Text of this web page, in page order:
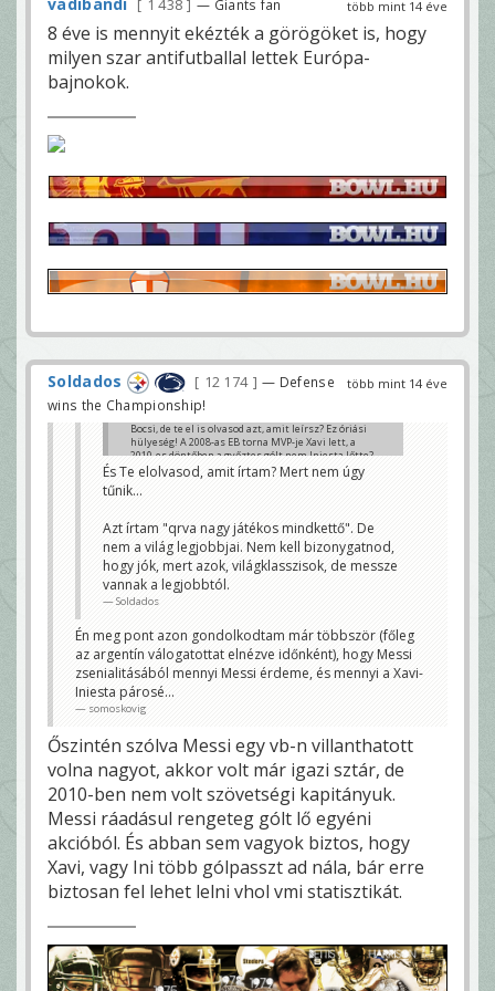
több mint 14 éve
1 438 — Giants fan
8 éve is mennyit ekézték a görögöket is, hogy
milyen szar antifutballal lettek Európa-
bajnokok.
több mint 14 éve
Soldados 12 174
— Defense
wins the Championship!
Bocsi, de te el is olvasod azt, amit leírsz? Ez óriási
hülyeség! A 2008-as EB torna MVP-je Xavi lett, a
2010-es döntőben a győztes gólt nem Iniesta lőtte?
Nem ez a két játékos képezi évek óta a Barca és a
válogatott gerincét? Rúgott volna 50 gólt az ő
passzaik nélkül Messi (aki tényleg a legjobb)?
"ikerpár" lenne a középpályáján! Ezen az eb-n
nagyon hiányzott Villa, aki rúgott volna 5-6 gólt
ezekből a passzokból, így kétségkívül nem volt olyan
látványos a spanyolok játéka.
csi77
És Te elolvasod, amit írtam? Mert nem úgy
tűnik...
Azt írtam "qrva nagy játékos mindkettő". De
nem a világ legjobbjai. Nem kell bizonygatnod,
hogy jók, mert azok, világklasszisok, de messze
vannak a legjobbtól.
Soldados
Én meg pont azon gondolkodtam már többször (főleg
az argentín válogatottat elnézve időnként), hogy Messi
zsenialitásából mennyi Messi érdeme, és mennyi a Xavi-
Iniesta párosé...
somoskovig
Őszintén szólva Messi egy vb-n villanthatott
volna nagyot, akkor volt már igazi sztár, de
2010-ben nem volt szövetségi kapitányuk.
Messi ráadásul rengeteg gólt lő egyéni
akcióból. És abban sem vagyok biztos, hogy
Xavi, vagy Ini több gólpasszt ad nála, bár erre
biztosan fel lehet lelni vhol vmi statisztikát.